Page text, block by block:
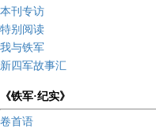
本刊专访
特别阅读
我与铁军
新四军故事汇
《铁军·纪实》
卷首语